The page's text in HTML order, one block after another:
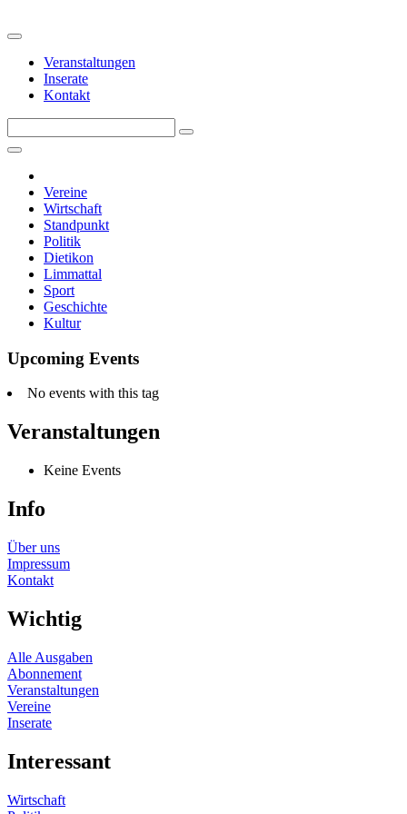
Veranstaltungen
Inserate
Kontakt
Vereine
Wirtschaft
Standpunkt
Politik
Dietikon
Limmattal
Sport
Geschichte
Kultur
Upcoming Events
No events with this tag
Veranstaltungen
Keine Events
Info
Über uns
Impressum
Kontakt
Wichtig
Alle Ausgaben
Abonnement
Veranstaltungen
Vereine
Inserate
Interessant
Wirtschaft